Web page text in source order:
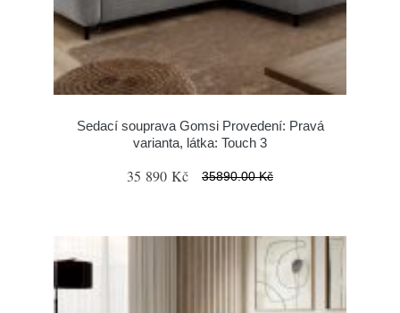
Sedací souprava Gomsi Provedení: Pravá
varianta, látka: Touch 3
35 890 Kč 35890.00 Kč